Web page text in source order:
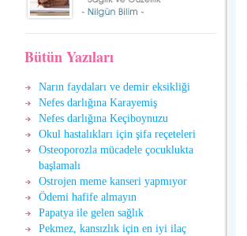
Bütün Yazıları
Narın faydaları ve demir eksikliği
Nefes darlığına Karayemiş
Nefes darlığına Keçiboynuzu
Okul hastalıkları için şifa reçeteleri
Osteoporozla mücadele çocuklukta
başlamalı
Ostrojen meme kanseri yapmıyor
Ödemi hafife almayın
Papatya ile gelen sağlık
Pekmez, kansızlık için en iyi ilaç